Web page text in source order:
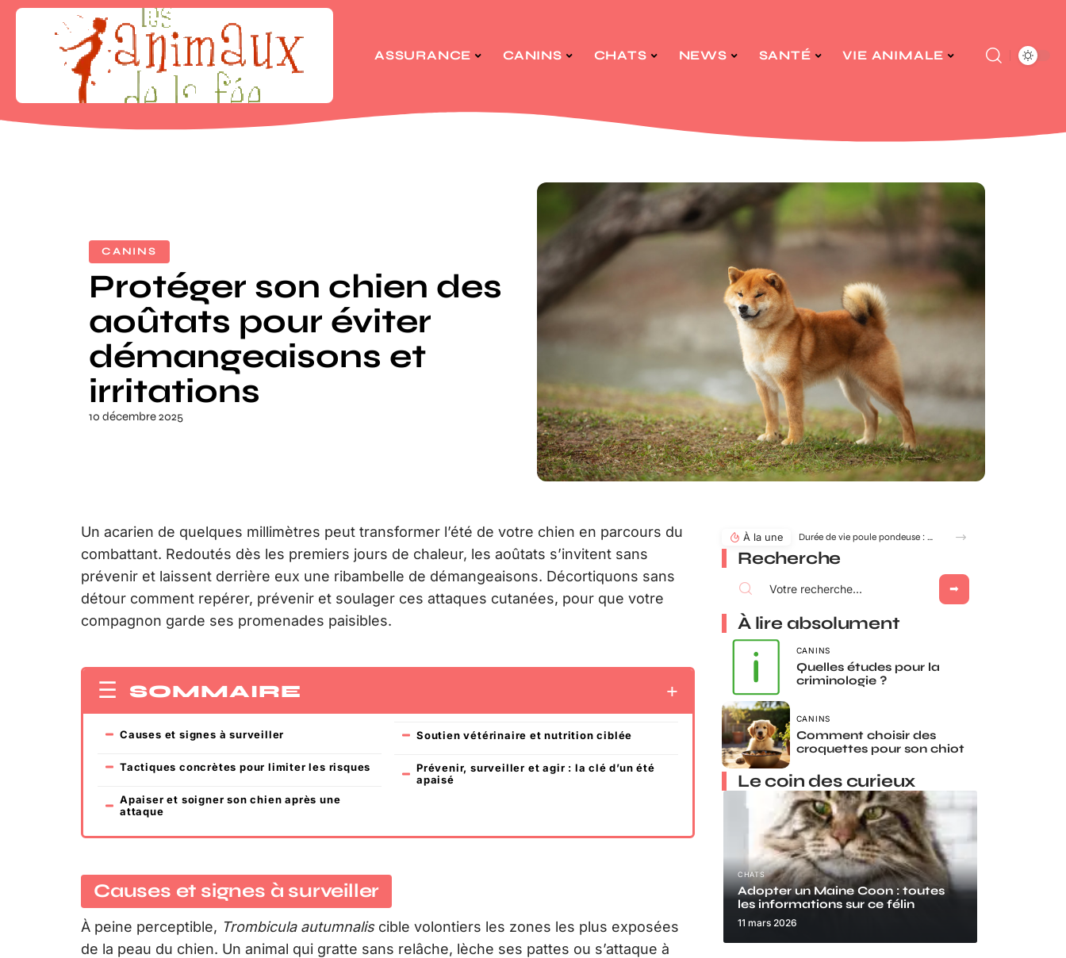
ASSURANCE CANINS CHATS NEWS SANTÉ VIE ANIMALE
CANINS
Protéger son chien des
aoûtats pour éviter
démangeaisons et
irritations
10 décembre 2025
Un acarien de quelques millimètres peut transformer l’été de votre chien en parcours du
combattant. Redoutés dès les premiers jours de chaleur, les aoûtats s’invitent sans
prévenir et laissent derrière eux une ribambelle de démangeaisons. Décortiquons sans
détour comment repérer, prévenir et soulager ces attaques cutanées, pour que votre
compagnon garde ses promenades paisibles.
SOMMAIRE
Causes et signes à surveiller
Tactiques concrètes pour limiter les risques
Apaiser et soigner son chien après une
attaque
Soutien vétérinaire et nutrition ciblée
Prévenir, surveiller et agir : la clé d’un été
apaisé
Causes et signes à surveiller
À peine perceptible, Trombicula autumnaliscible volontiers les zones les plus exposées
de la peau du chien. Un animal qui gratte sans relâche, lèche ses pattes ou s’attaque à
À la une Durée de vie poule pondeuse : âge idéal pour adopter ou renouveler ?
Recherche
À lire absolument
CANINS
Quelles études pour la
criminologie ?
CANINS
Comment choisir des
croquettes pour son chiot
Le coin des curieux
CHATS
Adopter un Maine Coon : toutes
les informations sur ce félin
11 mars 2026